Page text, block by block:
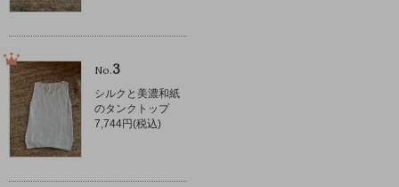
No.3
シルクと美濃和紙
のタンクトップ
7,744円(税込)